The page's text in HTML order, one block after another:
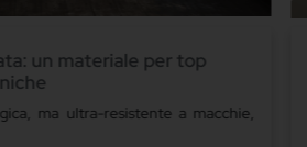
mostra “soft cruelties”
tra arte e architettura che